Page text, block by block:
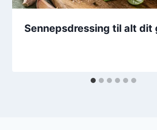
Sennepsdressing til alt dit